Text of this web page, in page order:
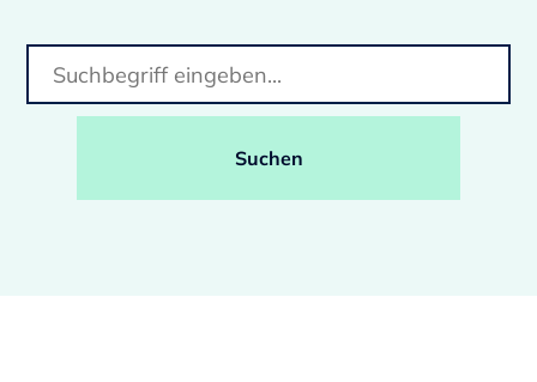
Suchen